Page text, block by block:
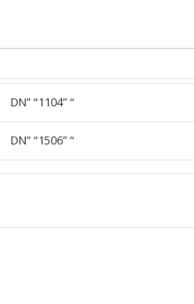
DN” “1104” “
DN” “1506” “